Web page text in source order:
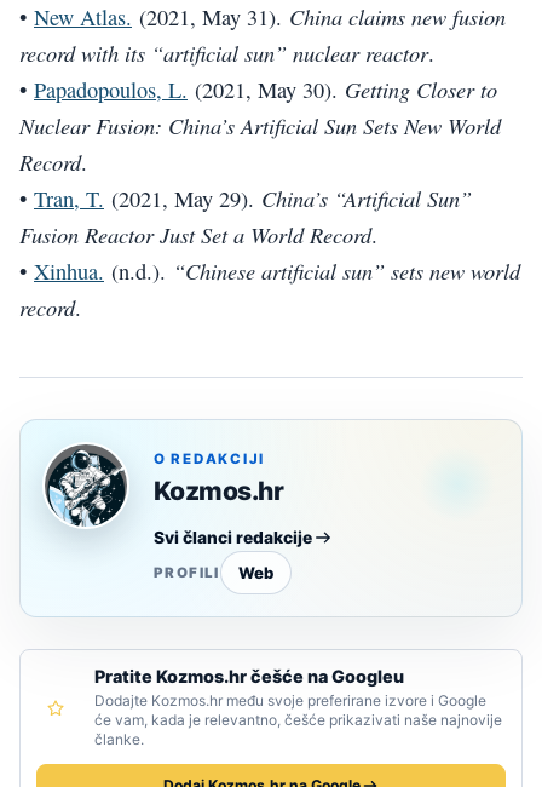
• New Atlas. (2021, May 31). China claims new fusion
record with its “artificial sun” nuclear reactor.
• Papadopoulos, L. (2021, May 30). Getting Closer to
Nuclear Fusion: China’s Artificial Sun Sets New World
Record.
• Tran, T. (2021, May 29). China’s “Artificial Sun”
Fusion Reactor Just Set a World Record.
• Xinhua. (n.d.). “Chinese artificial sun” sets new world
record.
O REDAKCIJI
Kozmos.hr
Svi članci redakcije
PROFILI Web
Pratite Kozmos.hr češće na Googleu
Dodajte Kozmos.hr među svoje preferirane izvore i Google
će vam, kada je relevantno, češće prikazivati naše najnovije
članke.